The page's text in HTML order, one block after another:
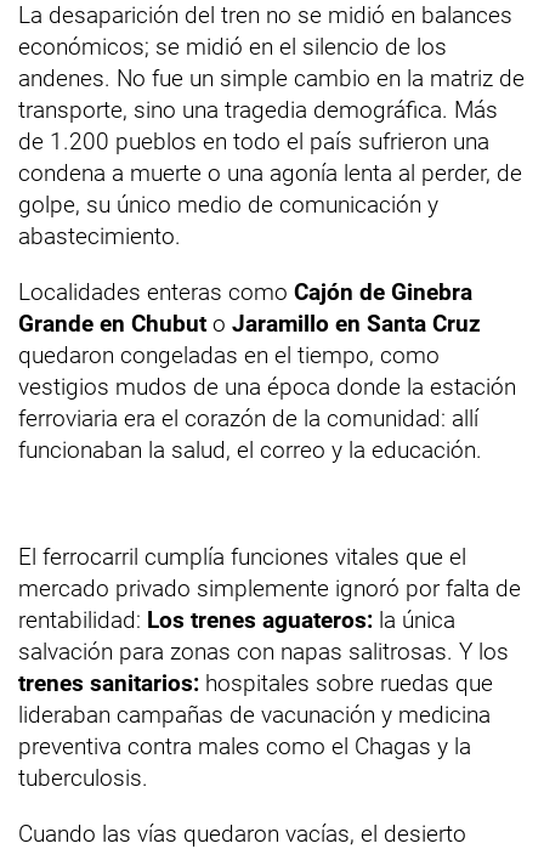
La desaparición del tren no se midió en balances
económicos; se midió en el silencio de los
andenes. No fue un simple cambio en la matriz de
transporte, sino una tragedia demográfica. Más
de 1.200 pueblos en todo el país sufrieron una
condena a muerte o una agonía lenta al perder, de
golpe, su único medio de comunicación y
abastecimiento.
Localidades enteras como Cajón de Ginebra
Grande en Chubut o Jaramillo en Santa Cruz
quedaron congeladas en el tiempo, como
vestigios mudos de una época donde la estación
ferroviaria era el corazón de la comunidad: allí
funcionaban la salud, el correo y la educación.
El ferrocarril cumplía funciones vitales que el
mercado privado simplemente ignoró por falta de
rentabilidad: Los trenes aguateros: la única
salvación para zonas con napas salitrosas. Y los
trenes sanitarios: hospitales sobre ruedas que
lideraban campañas de vacunación y medicina
preventiva contra males como el Chagas y la
tuberculosis.
Cuando las vías quedaron vacías, el desierto